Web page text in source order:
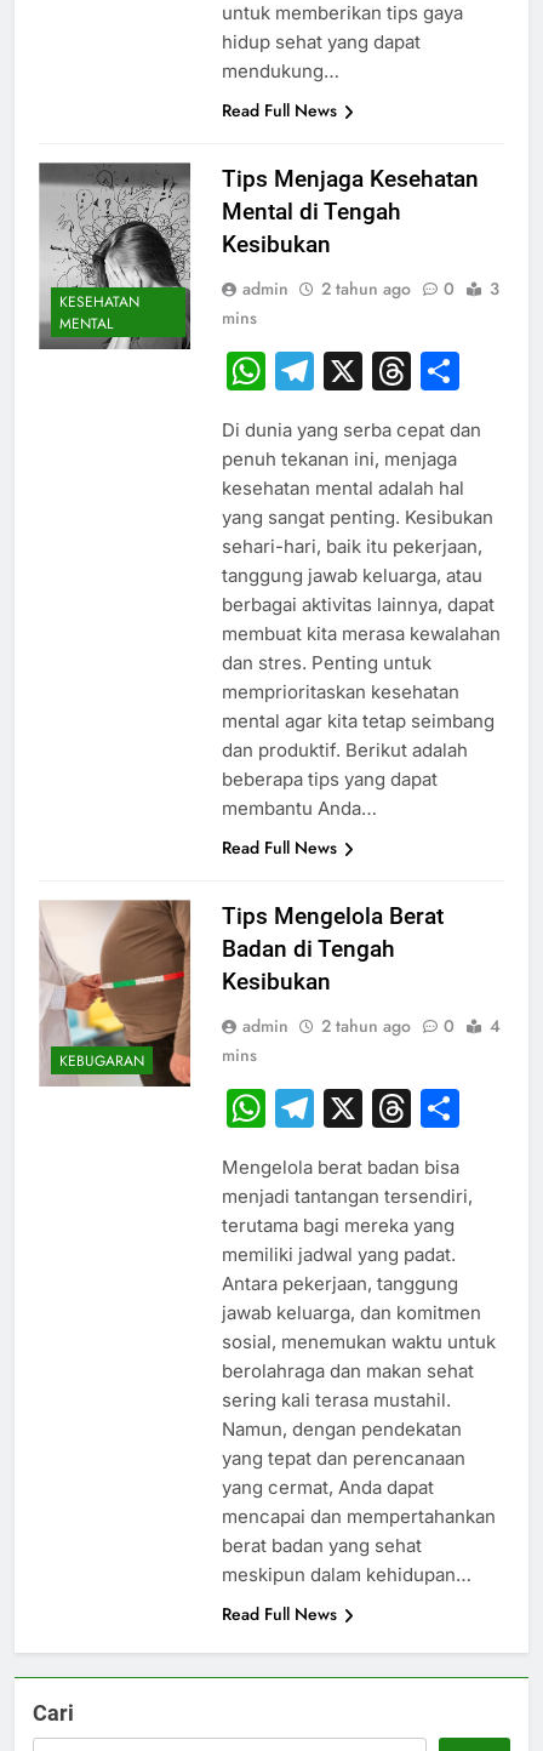
untuk memberikan tips gaya
hidup sehat yang dapat
mendukung…
Read Full News
KESEHATAN
MENTAL
Tips Menjaga Kesehatan
Mental di Tengah
Kesibukan
admin 2 tahun ago 0
3
mins
WhatsApp
Telegram
X
Di dunia yang serba cepat dan
penuh tekanan ini, menjaga
kesehatan mental adalah hal
yang sangat penting. Kesibukan
sehari-hari, baik itu pekerjaan,
tanggung jawab keluarga, atau
berbagai aktivitas lainnya, dapat
membuat kita merasa kewalahan
dan stres. Penting untuk
memprioritaskan kesehatan
mental agar kita tetap seimbang
dan produktif. Berikut adalah
beberapa tips yang dapat
membantu Anda…
Read Full News
KEBUGARAN
Tips Mengelola Berat
Badan di Tengah
Kesibukan
admin 2 tahun ago 0
4
mins
WhatsApp
Telegram
X
Mengelola berat badan bisa
menjadi tantangan tersendiri,
terutama bagi mereka yang
memiliki jadwal yang padat.
Antara pekerjaan, tanggung
jawab keluarga, dan komitmen
sosial, menemukan waktu untuk
berolahraga dan makan sehat
sering kali terasa mustahil.
Namun, dengan pendekatan
yang tepat dan perencanaan
yang cermat, Anda dapat
mencapai dan mempertahankan
berat badan yang sehat
meskipun dalam kehidupan…
Read Full News
Cari